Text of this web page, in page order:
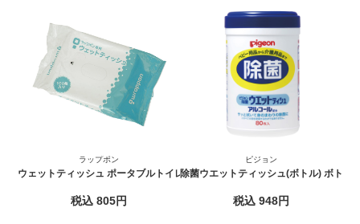
ラップポン
ウェットティッシュ ポータブルトイレ
税込 805円
ピジョン
除菌ウエットティッシュ(ボトル) ボトル
税込 948円